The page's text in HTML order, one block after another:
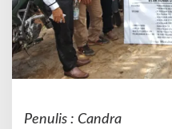
i
s
a
t
a
Penulis : Candra